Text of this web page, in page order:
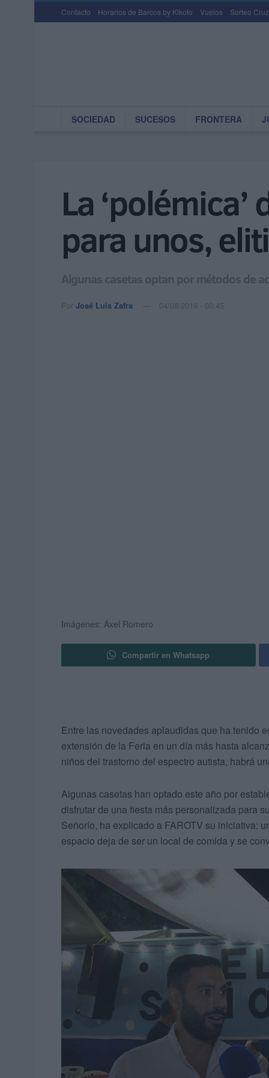
Contacto Horarios de Barcos by Kikoto Vuelos Sorteo
SOCIEDAD SUCESOS FRONTERA
La
para unos,
Algunas casetas optan por métodos de
Por José Luis Zafra 04/08/2019 - 00:45
Imágenes: Áxel Romero
Compartir en Whatsapp
Entre las novedades aplaudidas que ha tenido
extensión de la Feria en un día más hasta
niños del trastorno del espectro autista, habrá
Algunas casetas han optado este año por
disfrutar de una fiesta más personalizada para
Señorío, ha explicado a FAROTV su iniciativa:
espacio deja de ser un local de comida y se